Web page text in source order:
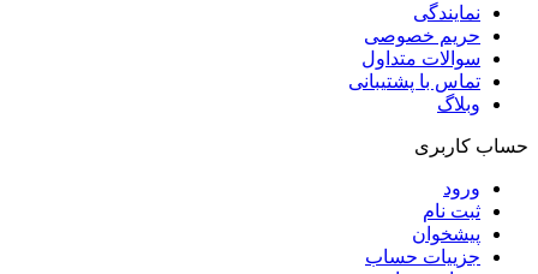
نمایندگی
حریم خصوصی
سوالات متداول
تماس با پشتیبانی
وبلاگ
حساب کاربری
ورود
ثبت نام
پیشخوان
جزییات حساب